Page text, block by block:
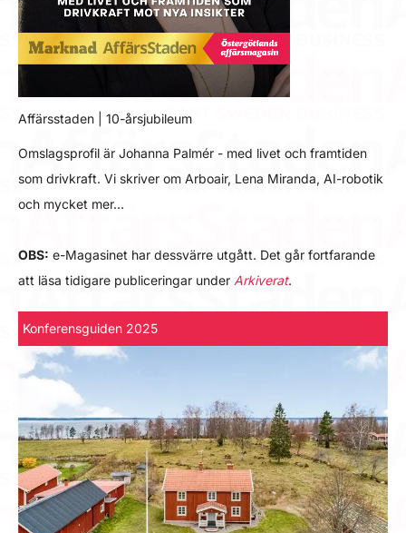
Affärsstaden | 10-årsjubileum
Omslagsprofil är Johanna Palmér - med livet och framtiden
som drivkraft. Vi skriver om Arboair, Lena Miranda, AI-robotik
och mycket mer…
OBS: e-Magasinet har dessvärre utgått. Det går fortfarande
att läsa tidigare publiceringar under Arkiverat.
Konferensguiden 2025